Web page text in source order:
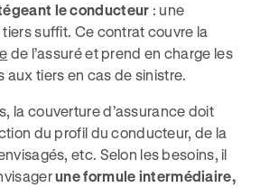
le conducteur : une
suffit. Ce contrat couvre la
de l’assuré et prend en charge les
tiers en cas de sinistre.
la couverture d’assurance doit
du profil du conducteur, de la
etc. Selon les besoins, il
une formule intermédiaire,